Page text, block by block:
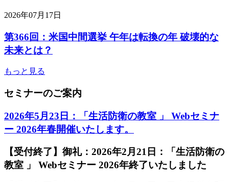
2026年07月17日
第366回：米国中間選挙 午年は転換の年 破壊的な
未来とは？
もっと見る
セミナーのご案内
2026年5月23日：「生活防衛の教室 」 Webセミナ
ー 2026年春開催いたします。
【受付終了】御礼：2026年2月21日：「生活防衛の
教室 」 Webセミナー 2026年終了いたしました